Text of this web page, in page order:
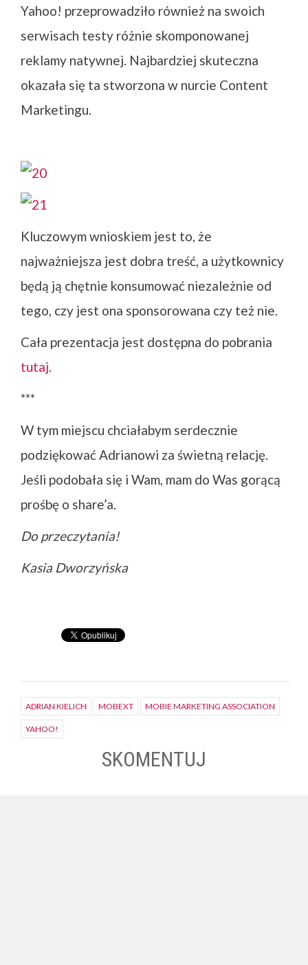
Yahoo! przeprowadziło również na swoich
serwisach testy różnie skomponowanej
reklamy natywnej. Najbardziej skuteczna
okazała się ta stworzona w nurcie Content
Marketingu.
Kluczowym wnioskiem jest to, że
najważniejsza jest dobra treść, a użytkownicy
będą ją chętnie konsumować niezależnie od
tego, czy jest ona sponsorowana czy też nie.
Cała prezentacja jest dostępna do pobrania
tutaj.
***
W tym miejscu chciałabym serdecznie
podziękować Adrianowi za świetną relację.
Jeśli podobała się i Wam, mam do Was gorącą
prośbę o share’a.
Do przeczytania!
Kasia Dworzyńska
ADRIAN KIELICH MOBEXT MOBIE MARKETING ASSOCIATION
YAHOO!
SKOMENTUJ